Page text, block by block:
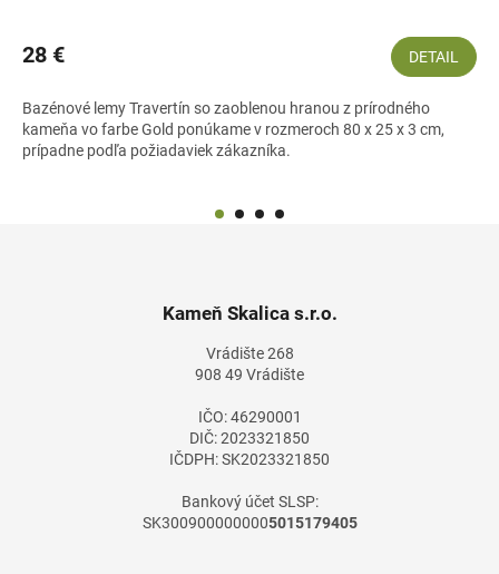
28 € DETAIL
Bazénové lemy Travertín so zaoblenou hranou z prírodného
kameňa vo farbe Gold ponúkame v rozmeroch 80 x 25 x 3 cm,
prípadne podľa požiadaviek zákazníka.
Kameň Skalica s.r.o.
Vrádište 268
908 49 Vrádište
IČO: 46290001
DIČ: 2023321850
IČDPH: SK2023321850
Bankový účet SLSP:
SK3009000000005015179405